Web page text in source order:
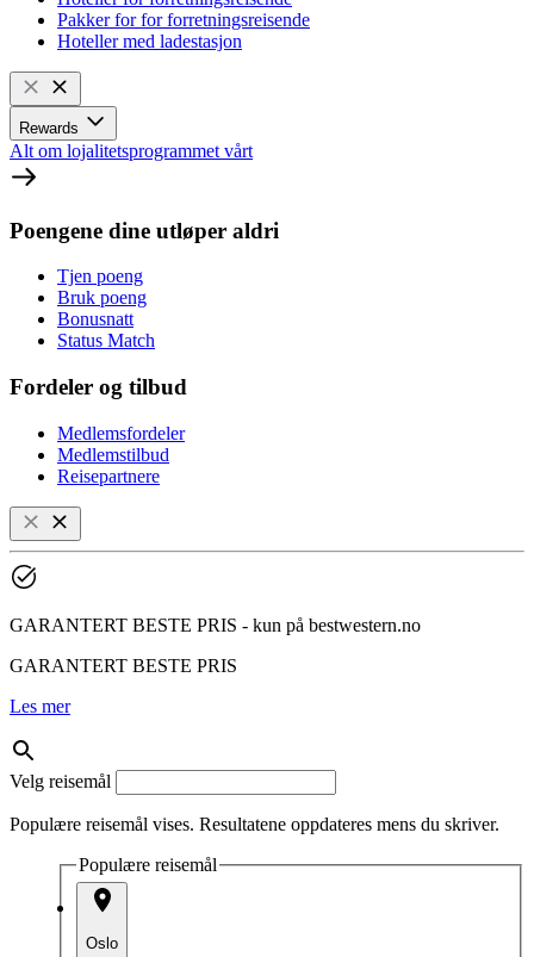
Pakker for for forretningsreisende
Hoteller med ladestasjon
Rewards
Alt om lojalitetsprogrammet vårt
Poengene dine utløper aldri
Tjen poeng
Bruk poeng
Bonusnatt
Status Match
Fordeler og tilbud
Medlemsfordeler
Medlemstilbud
Reisepartnere
GARANTERT BESTE PRIS - kun på bestwestern.no
GARANTERT BESTE PRIS
Les mer
Velg reisemål
Populære reisemål vises. Resultatene oppdateres mens du skriver.
Populære reisemål
Oslo